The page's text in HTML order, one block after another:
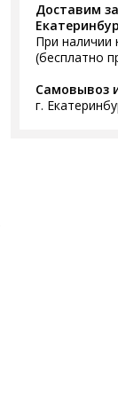
Доставим
При наличии
(бесплатно
Самовывоз
г.